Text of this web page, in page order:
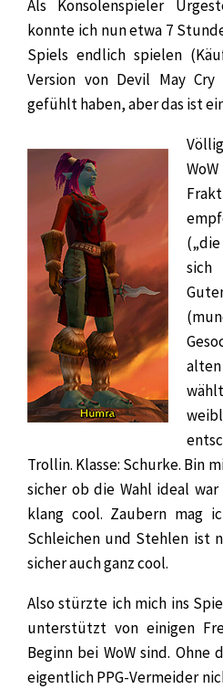
Als Konsolenspieler
konnte ich nun etwa 7
Spiels endlich spielen
Version von Devil May
gefühlt haben, aber das ist
Trollin. Klasse: Schurke. Bin
sicher ob die Wahl ideal
klang cool. Zaubern mag
Schleichen und Stehlen ist
sicher auch ganz cool.
Also stürzte ich mich ins
unterstützt von einigen
Beginn bei WoW sind.
eigentlich PPG-Vermeider